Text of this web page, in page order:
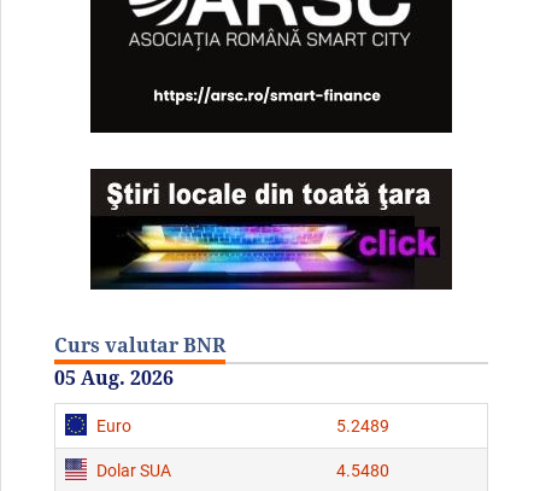
Curs valutar BNR
05 Aug. 2026
Euro 5.2489
Dolar SUA 4.5480